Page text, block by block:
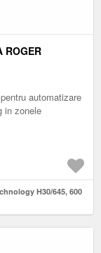
ROGER
automatizare
in zonele
H30/645, 600